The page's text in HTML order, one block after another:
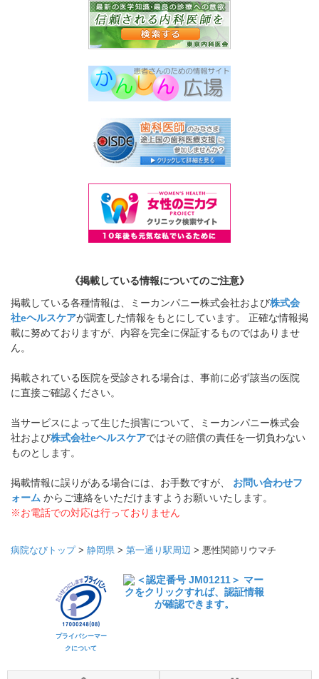
《掲載している情報についてのご注意》
掲載している各種情報は、ミーカンパニー株式会社および株式会
社eヘルスケアが調査した情報をもとにしています。 正確な情報掲
載に努めておりますが、内容を完全に保証するものではありませ
ん。
掲載されている医院を受診される場合は、事前に必ず該当の医院
に直接ご確認ください。
当サービスによって生じた損害について、ミーカンパニー株式会
社および株式会社eヘルスケアではその賠償の責任を一切負わない
ものとします。
掲載情報に誤りがある場合には、お手数ですが、 お問い合わせフ
ォーム からご連絡をいただけますようお願いいたします。
※お電話での対応は行っておりません
病院なびトップ> 静岡県 > 第一通り駅周辺 > 悪性関節リウマチ
プライバシーマー
クについて